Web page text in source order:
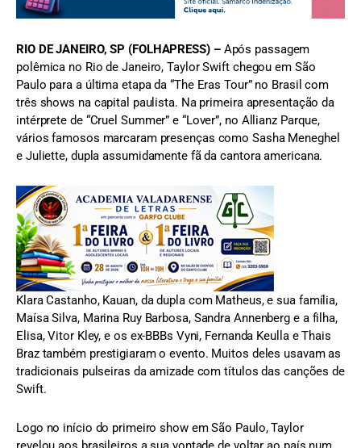
RIO DE JANEIRO, SP (FOLHAPRESS) – Após passagem
polêmica no Rio de Janeiro, Taylor Swift chegou em São
Paulo para a última etapa da “The Eras Tour” no Brasil com
três shows na capital paulista. Na primeira apresentação da
intérprete de “Cruel Summer” e “Lover”, no Allianz Parque,
vários famosos marcaram presenças como Sasha Meneghel
e Juliette, dupla assumidamente fã da cantora americana.
Klara Castanho, Kauan, da dupla com Matheus, e sua família,
Maísa Silva, Marina Ruy Barbosa, Sandra Annenberg e a filha,
Elisa, Vitor Kley, e os ex-BBBs Vyni, Fernanda Keulla e Thais
Braz também prestigiaram o evento. Muitos deles usavam as
tradicionais pulseiras da amizade com títulos das canções de
Swift.
Logo no início do primeiro show em São Paulo, Taylor